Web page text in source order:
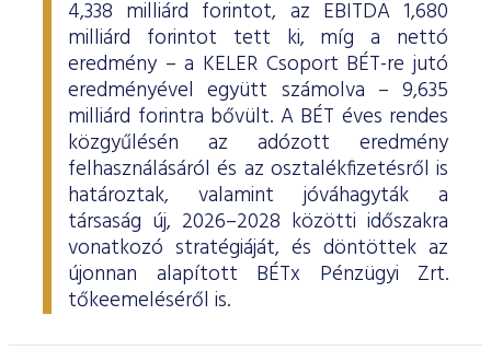
4,338 milliárd forintot, az EBITDA 1,680
milliárd forintot tett ki, míg a nettó
eredmény – a KELER Csoport BÉT-re jutó
eredményével együtt számolva – 9,635
milliárd forintra bővült. A BÉT éves rendes
közgyűlésén az adózott eredmény
felhasználásáról és az osztalékfizetésről is
határoztak, valamint jóváhagyták a
társaság új, 2026–2028 közötti időszakra
vonatkozó stratégiáját, és döntöttek az
újonnan alapított BÉTx Pénzügyi Zrt.
tőkeemeléséről is.